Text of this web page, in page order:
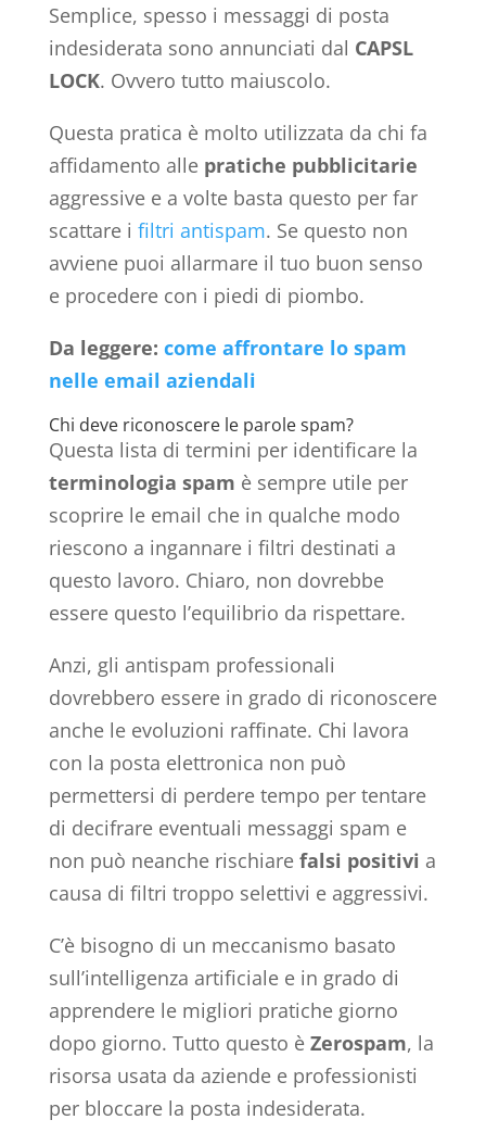
Semplice, spesso i messaggi di posta
indesiderata sono annunciati dal CAPSL
LOCK. Ovvero tutto maiuscolo.
Questa pratica è molto utilizzata da chi fa
affidamento alle pratiche pubblicitarie
aggressive e a volte basta questo per far
scattare i filtri antispam. Se questo non
avviene puoi allarmare il tuo buon senso
e procedere con i piedi di piombo.
Da leggere: come affrontare lo spam
nelle email aziendali
Chi deve riconoscere le parole spam?
Questa lista di termini per identificare la
terminologia spam è sempre utile per
scoprire le email che in qualche modo
riescono a ingannare i filtri destinati a
questo lavoro. Chiaro, non dovrebbe
essere questo l’equilibrio da rispettare.
Anzi, gli antispam professionali
dovrebbero essere in grado di riconoscere
anche le evoluzioni raffinate. Chi lavora
con la posta elettronica non può
permettersi di perdere tempo per tentare
di decifrare eventuali messaggi spam e
non può neanche rischiarefalsi positivi a
causa di filtri troppo selettivi e aggressivi.
C’è bisogno di un meccanismo basato
sull’intelligenza artificiale e in grado di
apprendere le migliori pratiche giorno
dopo giorno. Tutto questo è Zerospam, la
risorsa usata da aziende e professionisti
per bloccare la posta indesiderata.